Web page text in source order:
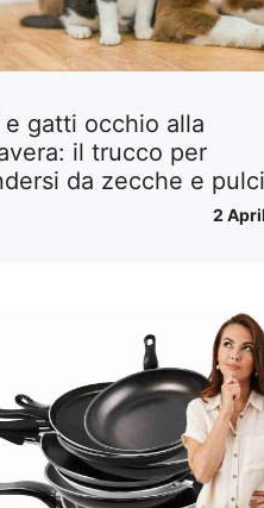
e gatti occhio alla
il trucco per
da zecche e pulci
2